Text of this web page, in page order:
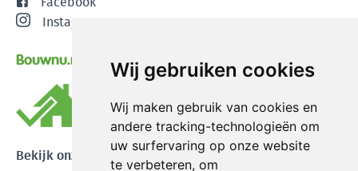
Wij gebruiken cookies
Wij maken gebruik van cookies en
andere tracking-technologieën om
uw surfervaring op onze website
te verbeteren, om
Instagram
Bouwnu.nl
Bekijk onze reviews